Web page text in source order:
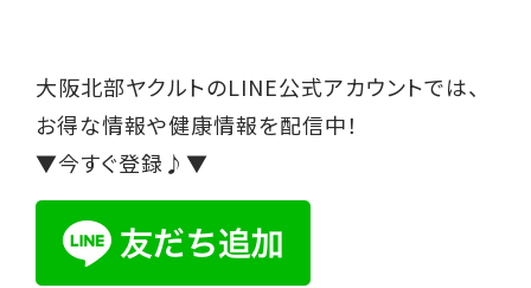
大阪北部ヤクルトのLINE公式アカウントでは、
お得な情報や健康情報を配信中！
▼今すぐ登録♪▼